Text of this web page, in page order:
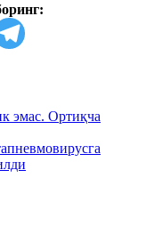
эмас. Ортиқча